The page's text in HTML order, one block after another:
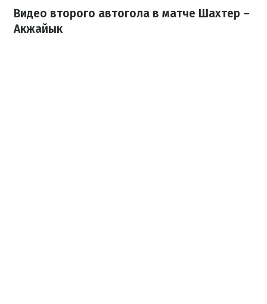
Видео второго автогола в матче Шахтер –
Акжайык